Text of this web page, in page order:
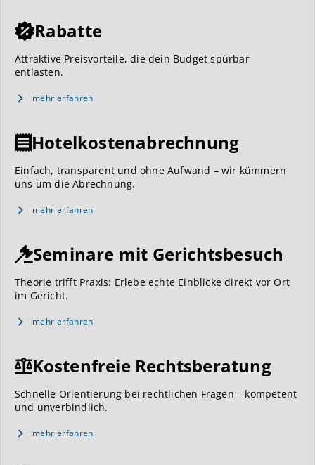
Rabatte
Attraktive Preisvorteile, die dein Budget spürbar
entlasten.
mehr erfahren
Hotelkostenabrechnung
Einfach, transparent und ohne Aufwand – wir kümmern
uns um die Abrechnung.
mehr erfahren
Seminare mit Gerichtsbesuch
Theorie trifft Praxis: Erlebe echte Einblicke direkt vor Ort
im Gericht.
mehr erfahren
Kostenfreie Rechtsberatung
Schnelle Orientierung bei rechtlichen Fragen – kompetent
und unverbindlich.
mehr erfahren